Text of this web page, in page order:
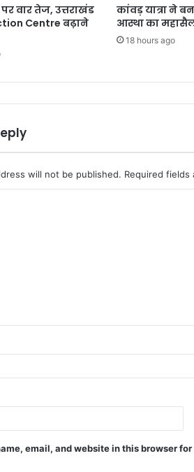
वार तेज, उत्तराखंड
Centre बढ़ाने
कांवड़ यात्रा ने
आस्था का
18 hours ago
will not be published. Required fields
email, and website in this browser